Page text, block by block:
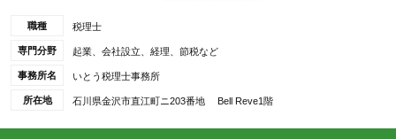
職種 税理士
専門分野 起業、会社設立、経理、節税など
事務所名 いとう税理士事務所
所在地 石川県金沢市直江町ニ203番地 Bell Reve1階